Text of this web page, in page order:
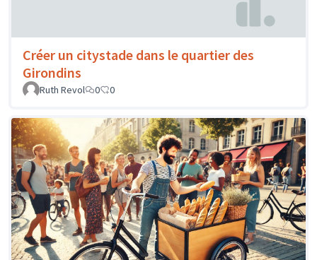
Créer un citystade dans le quartier des
Girondins
Ruth Revol 0 0